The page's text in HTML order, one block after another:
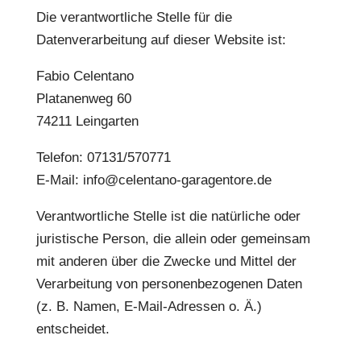
Die verantwortliche Stelle für die
Datenverarbeitung auf dieser Website ist:
Fabio Celentano
Platanenweg 60
74211 Leingarten
Telefon: 07131/570771
E-Mail: info@celentano-garagentore.de
Verantwortliche Stelle ist die natürliche oder
juristische Person, die allein oder gemeinsam
mit anderen über die Zwecke und Mittel der
Verarbeitung von personenbezogenen Daten
(z. B. Namen, E-Mail-Adressen o. Ä.)
entscheidet.